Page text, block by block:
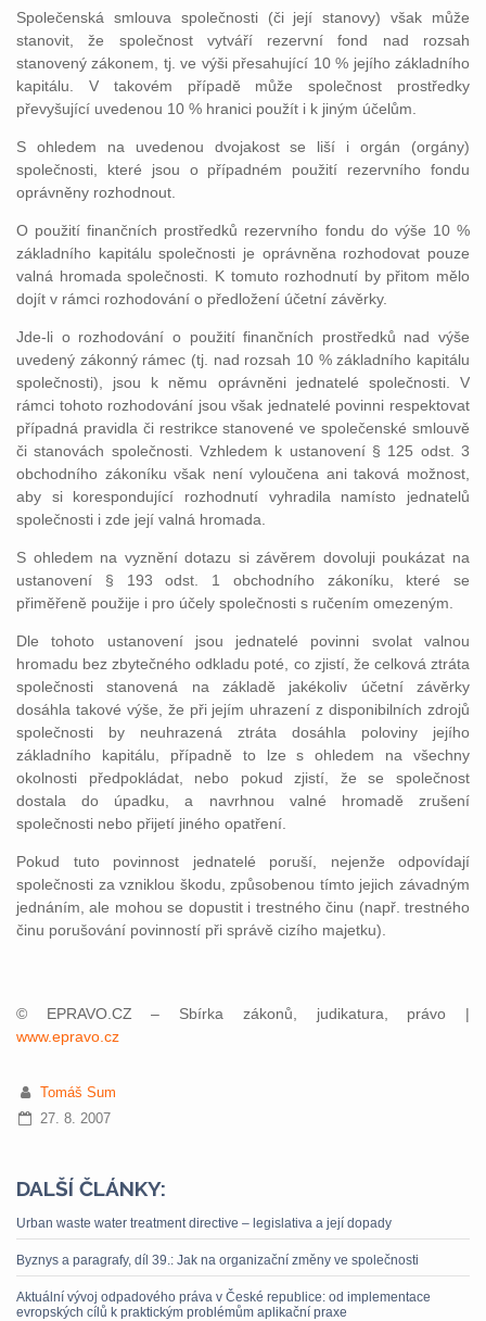
Společenská smlouva společnosti (či její stanovy) však může
stanovit, že společnost vytváří rezervní fond nad rozsah
stanovený zákonem, tj. ve výši přesahující 10 % jejího základního
kapitálu. V takovém případě může společnost prostředky
převyšující uvedenou 10 % hranici použít i k jiným účelům.
S ohledem na uvedenou dvojakost se liší i orgán (orgány)
společnosti, které jsou o případném použití rezervního fondu
oprávněny rozhodnout.
O použití finančních prostředků rezervního fondu do výše 10 %
základního kapitálu společnosti je oprávněna rozhodovat pouze
valná hromada společnosti. K tomuto rozhodnutí by přitom mělo
dojít v rámci rozhodování o předložení účetní závěrky.
Jde-li o rozhodování o použití finančních prostředků nad výše
uvedený zákonný rámec (tj. nad rozsah 10 % základního kapitálu
společnosti), jsou k němu oprávněni jednatelé společnosti. V
rámci tohoto rozhodování jsou však jednatelé povinni respektovat
případná pravidla či restrikce stanovené ve společenské smlouvě
či stanovách společnosti. Vzhledem k ustanovení § 125 odst. 3
obchodního zákoníku však není vyloučena ani taková možnost,
aby si korespondující rozhodnutí vyhradila namísto jednatelů
společnosti i zde její valná hromada.
S ohledem na vyznění dotazu si závěrem dovoluji poukázat na
ustanovení § 193 odst. 1 obchodního zákoníku, které se
přiměřeně použije i pro účely společnosti s ručením omezeným.
Dle tohoto ustanovení jsou jednatelé povinni svolat valnou
hromadu bez zbytečného odkladu poté, co zjistí, že celková ztráta
společnosti stanovená na základě jakékoliv účetní závěrky
dosáhla takové výše, že při jejím uhrazení z disponibilních zdrojů
společnosti by neuhrazená ztráta dosáhla poloviny jejího
základního kapitálu, případně to lze s ohledem na všechny
okolnosti předpokládat, nebo pokud zjistí, že se společnost
dostala do úpadku, a navrhnou valné hromadě zrušení
společnosti nebo přijetí jiného opatření.
Pokud tuto povinnost jednatelé poruší, nejenže odpovídají
společnosti za vzniklou škodu, způsobenou tímto jejich závadným
jednáním, ale mohou se dopustit i trestného činu (např. trestného
činu porušování povinností při správě cizího majetku).
© EPRAVO.CZ – Sbírka zákonů, judikatura, právo |
www.epravo.cz
Tomáš Sum
27. 8. 2007
DALŠÍ ČLÁNKY:
Urban waste water treatment directive – legislativa a její dopady
Byznys a paragrafy, díl 39.: Jak na organizační změny ve společnosti
Aktuální vývoj odpadového práva v České republice: od implementace
evropských cílů k praktickým problémům aplikační praxe